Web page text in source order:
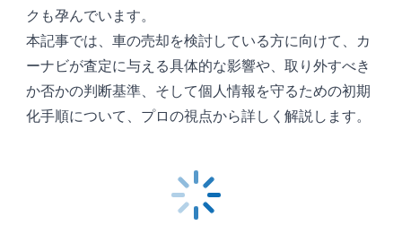
クも孕んでいます。
本記事では、車の売却を検討している方に向けて、カ
ーナビが査定に与える具体的な影響や、取り外すべき
か否かの判断基準、そして個人情報を守るための初期
化手順について、プロの視点から詳しく解説します。